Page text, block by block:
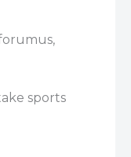
sports